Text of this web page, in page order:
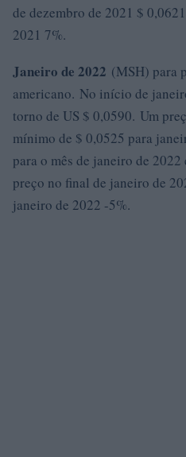
de dezembro de 2021 $
2021 7%.
Janeiro de 2022 (MSH) para
americano. No início de
torno de US $ 0,0590. Um
mínimo de $ 0,0525 para
para o mês de janeiro de
preço no final de janeiro de
janeiro de 2022 -5%.